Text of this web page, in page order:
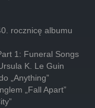
rocznicę albumu
1: Funeral Songs
K. Le Guin
„Anything”
„Fall Apart”